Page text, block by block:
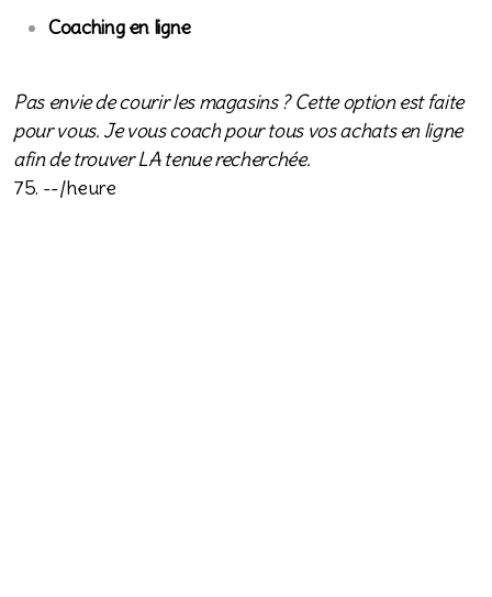
Coaching en ligne
Pas envie de courir les magasins ? Cette option est faite
pour vous. Je vous coach pour tous vos achats en ligne
afin de trouver LA tenue recherchée.
75. --/heure